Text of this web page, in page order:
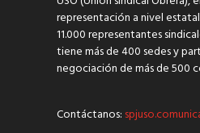
representación a nivel
11.000 representantes
tiene más de 400 sedes y
negociación de más de 500
Contáctanos: